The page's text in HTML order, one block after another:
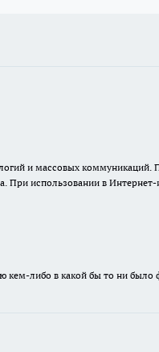
и массовых
При использовании в
кем-либо в какой бы то ни